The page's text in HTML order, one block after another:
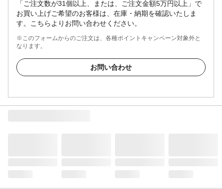
「ご注文数が31個以上、または、ご注文金額5万円以上」で
お買い上げご希望のお客様は、在庫・納期を確認いたしま
す。こちらよりお問い合わせください。
※このフォームからのご注文は、各種ポイントキャンペーン対象外と
なります。
お問い合わせ